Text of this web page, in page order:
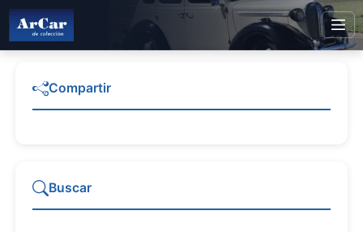
Compartir
Buscar